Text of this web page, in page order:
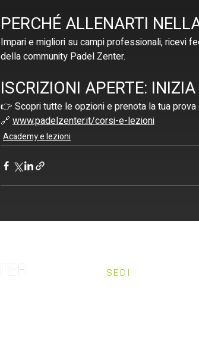
PERCHÉ ALLENARTI
Impari e migliori su campi professionali, ricevi
della community Padel Zenter.
ISCRIZIONI APERTE:
👉 Scopri tutte le opzioni e prenota la tua prova
🔗 www.padelzenter.it/corsi-e-lezioni
Academy e lezioni
SEDI